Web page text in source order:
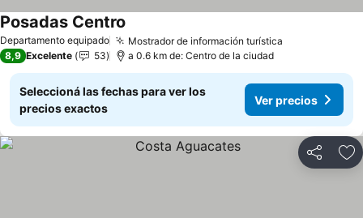
Departamento equipado Mostrador de información turística
Posadas Centro
8,9 Excelente 53 a 0.6 km de: Centro de la ciudad
Seleccioná las fechas para ver los
precios exactos
Ver precios
Compartir